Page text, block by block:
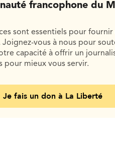
francophone du
sont essentiels pour
vous à nous pour
capacité à offrir un
pour mieux vous servir.
Je fais un don à La Liberté